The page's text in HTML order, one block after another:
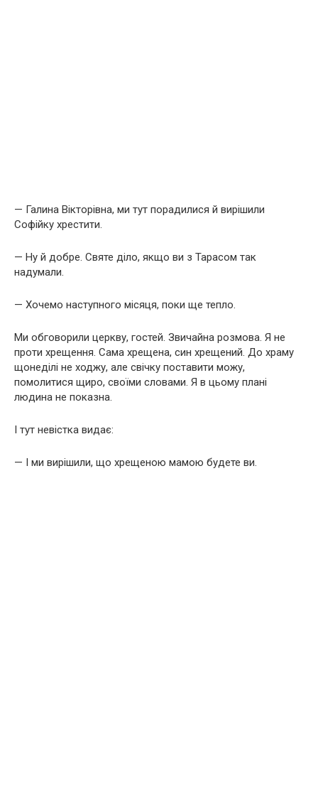
— Галина Вікторівна, ми тут порадилися й вирішили
Софійку хрестити.
— Ну й добре. Святе діло, якщо ви з Тарасом так
надумали.
— Хочемо наступного місяця, поки ще тепло.
Ми обговорили церкву, гостей. Звичайна розмова. Я не
проти хрещення. Сама хрещена, син хрещений. До храму
щонеділі не ходжу, але свічку поставити можу,
помолитися щиро, своїми словами. Я в цьому плані
людина не показна.
І тут невістка видає:
— І ми вирішили, що хрещеною мамою будете ви.